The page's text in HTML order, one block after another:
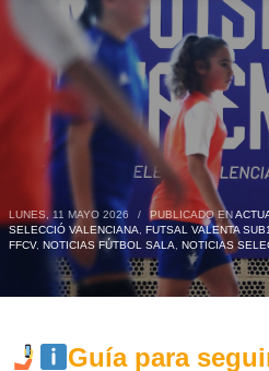
LUNES, 11 MAYO 2026 / PUBLICADO EN
SELECCIÓ VALENCIANA, FUTSAL VALENTA
FFCV, NOTICIAS FÚTBOL SALA, NOTICIAS
Guía para